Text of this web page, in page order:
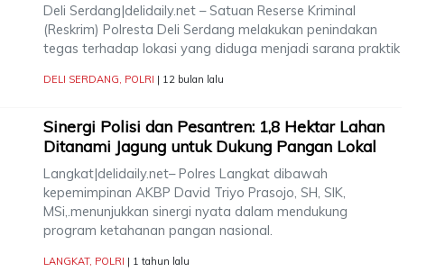
Deli Serdang|delidaily.net – Satuan Reserse Kriminal
(Reskrim) Polresta Deli Serdang melakukan penindakan
tegas terhadap lokasi yang diduga menjadi sarana praktik
DELI SERDANG, POLRI | 12 bulan lalu
Sinergi Polisi dan Pesantren: 1,8 Hektar Lahan
Ditanami Jagung untuk Dukung Pangan Lokal
Langkat|delidaily.net– Polres Langkat dibawah
kepemimpinan AKBP David Triyo Prasojo, SH, SIK,
MSi,.menunjukkan sinergi nyata dalam mendukung
program ketahanan pangan nasional.
LANGKAT, POLRI | 1 tahun lalu